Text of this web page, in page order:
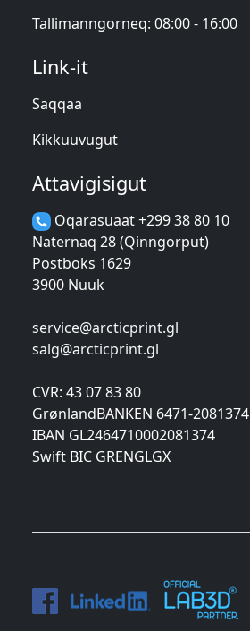
Tallimanngorneq: 08:00 - 16:00
Link-it
Saqqaa
Kikkuuvugut
Attavigisigut
Oqarasuaat +299 38 80 10
Naternaq 28 (Qinngorput)
Postboks 1629
3900 Nuuk
service@arcticprint.gl
salg@arcticprint.gl
CVR: 43 07 83 80
GrønlandBANKEN 6471-2081374
IBAN GL2464710002081374
Swift BIC GRENGLGX